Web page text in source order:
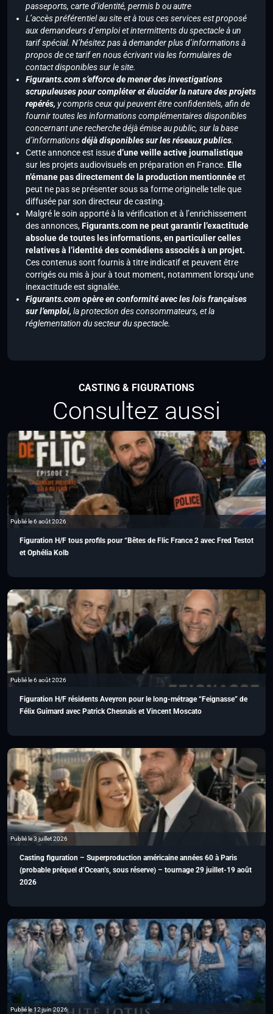
passeports, carte d’identité, permis b ou autre
L’accès préférentiel au site et à tous ces services est proposé
aux demandeurs d’emploi et intermittents du spectacle à un
tarif spécial. N’hésitez pas à demander plus d’informations à
propos de ce tarif en nous écrivant via les formulaires de
contact disponibles sur le site.
Figurants.com s’efforce de mener des investigations
scrupuleuses pour compléter et élucider la nature des projets
repérés, y compris ceux qui peuvent être confidentiels, afin de
fournir toutes les informations complémentaires disponibles
concernant une recherche déjà émise au public, sur la base
d’informationsdéjà disponibles sur les réseaux publics.
Cette annonce est issued’une veille active journalistique
sur les projets audiovisuels en préparation en France. Elle
n’émane pas directement de la production mentionnéeet
peut ne pas se présenter sous sa forme originelle telle que
diffusée par son directeur de casting.
Malgré le soin apporté à la vérification et à l’enrichissement
des annonces,Figurants.com ne peut garantir l’exactitude
absolue de toutes les informations, en particulier celles
relatives à l’identité des comédiens associés à un projet.
Ces contenus sont fournis à titre indicatif et peuvent être
corrigés ou mis à jour à tout moment, notamment lorsqu’une
inexactitude est signalée.
Figurants.com opère en conformité avec les lois françaises
sur l’emploi, la protection des consommateurs, et la
réglementation du secteur du spectacle.
CASTING & FIGURATIONS
Consultez aussi
Publié le 6 août 2026
Figuration H/F tous profils pour “Bêtes de Flic France 2 avec Fred Testot
et Ophélia Kolb
Publié le 6 août 2026
Figuration H/F résidents Aveyron pour le long-métrage “Feignasse” de
Félix Guimard avec Patrick Chesnais et Vincent Moscato
Publié le 3 juillet 2026
Casting figuration – Superproduction américaine années 60 à Paris
(probable préquel d’Ocean’s, sous réserve) – tournage 29 juillet-19 août
2026
Publié le 12 juin 2026